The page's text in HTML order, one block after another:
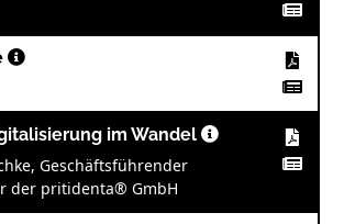
im Wandel
Geschäftsführender
der pritidenta® GmbH